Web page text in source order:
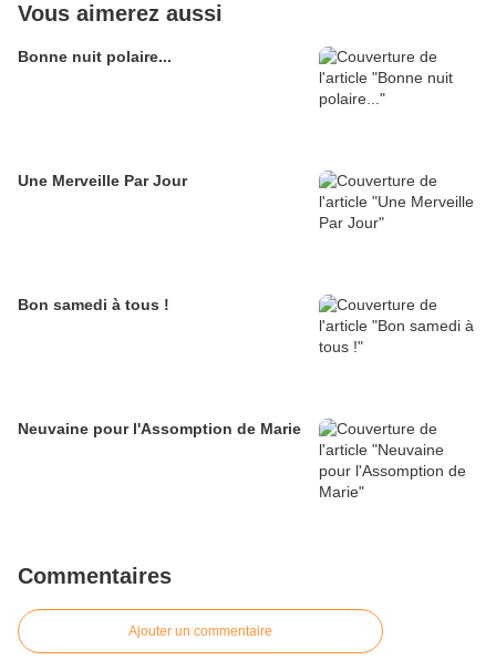
Vous aimerez aussi
Bonne nuit polaire...
Une Merveille Par Jour
Bon samedi à tous !
Neuvaine pour l'Assomption de Marie
Commentaires
Ajouter un commentaire